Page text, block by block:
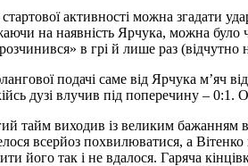
активності можна згадати
на наявність Ярчука, можна було
в грі й лише раз (відчутно
подачі саме від Ярчука
дузі влучив під поперечину –
тайм виходив із великим бажанням
всерйоз похвилюватися, а
його так і не вдалося. Гаряча